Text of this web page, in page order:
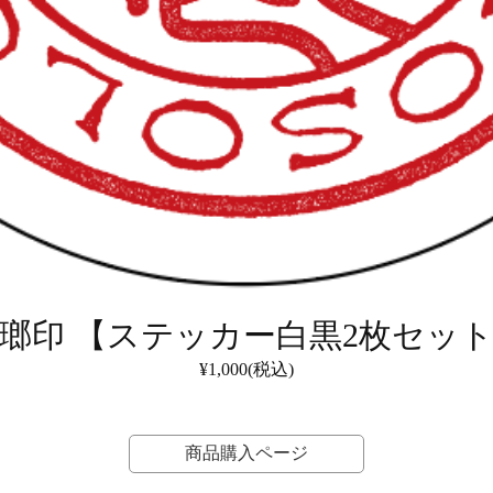
印 【ステッカー白黒2枚セッ
¥1,000(税込)
商品購入ページ